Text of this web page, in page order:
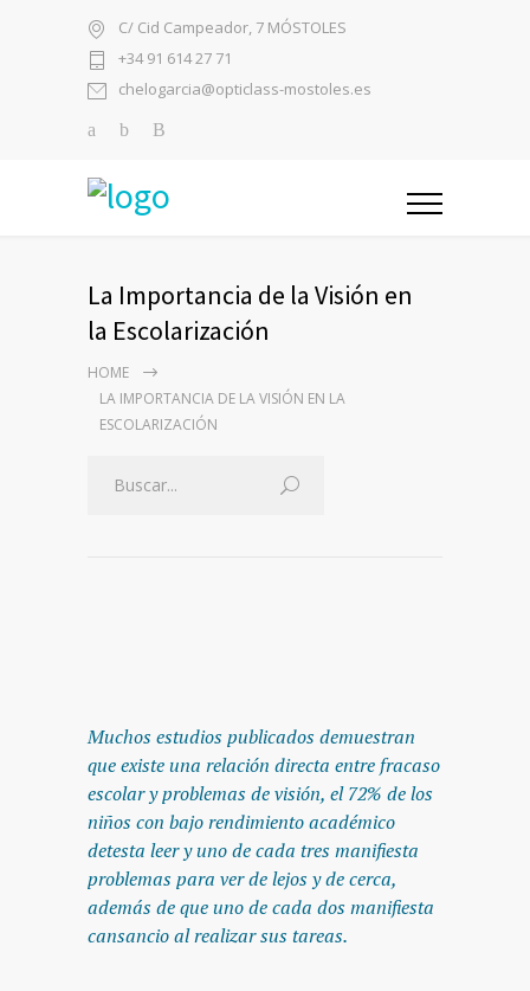
C/ Cid Campeador, 7 MÓSTOLES
+34 91 614 27 71
chelogarcia@opticlass-mostoles.es
La Importancia de la Visión en
la Escolarización
HOME
LA IMPORTANCIA DE LA VISIÓN EN LA
ESCOLARIZACIÓN
Muchos estudios publicados demuestran
que existe una relación directa entre fracaso
escolar y problemas de visión, el 72% de los
niños con bajo rendimiento académico
detesta leer y uno de cada tres manifiesta
problemas para ver de lejos y de cerca,
además de que uno de cada dos manifiesta
cansancio al realizar sus tareas.